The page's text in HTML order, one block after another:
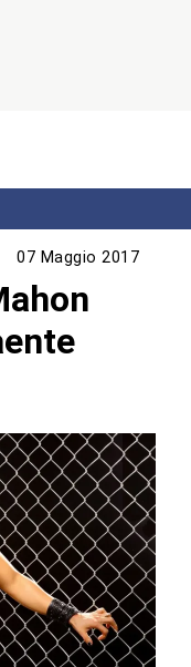
07 Maggio 2017